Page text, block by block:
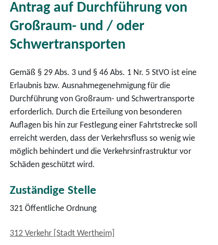
Antrag auf Durchführung von
Großraum- und / oder
Schwertransporten
Gemäß § 29 Abs. 3 und § 46 Abs. 1 Nr. 5 StVO ist eine
Erlaubnis bzw. Ausnahmegenehmigung für die
Durchführung von Großraum- und Schwertransporte
erforderlich. Durch die Erteilung von besonderen
Auflagen bis hin zur Festlegung einer Fahrtstrecke soll
erreicht werden, dass der Verkehrsfluss so wenig wie
möglich behindert und die Verkehrsinfrastruktur vor
Schäden geschützt wird.
Zuständige Stelle
321 Öffentliche Ordnung
312 Verkehr [Stadt Wertheim]